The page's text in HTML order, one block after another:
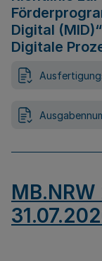
Digital
Digitale